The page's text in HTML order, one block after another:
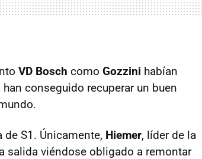
VD Bosch como Gozzini habían
conseguido recuperar un buen
S1. Únicamente, Hiemer, líder de la
salida viéndose obligado a remontar